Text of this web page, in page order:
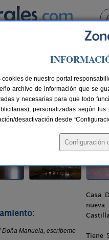
Busca por pueblo
Valdemierque> Casa
(Salamanca)
plazas 23 km de Salamanca
Casa
Tiene
de nuestro portal
archivo de información que se
y necesarias para que todo
personalizadas según
desactivación desde